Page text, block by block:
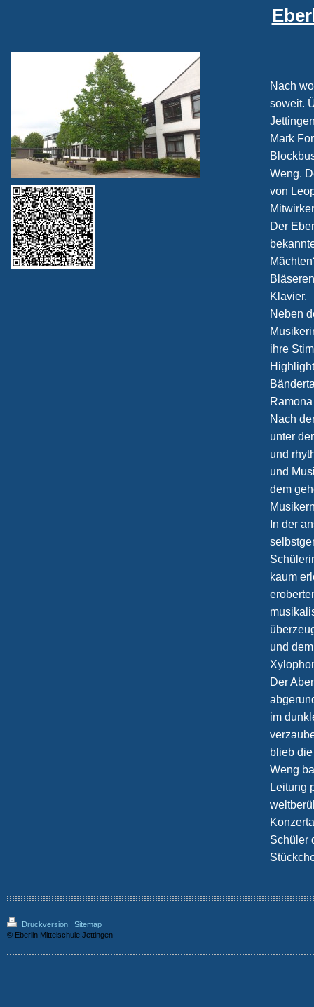
Nach
soweit.
Mark
Weng.
von
Der
Klavier.
Neben
ihre
Nach
unter
und
und
dem
In der
kaum
und
Der
im
blieb
Weng
Leitung
Schüler
Druckversion | Sitemap
© Eberlin Mittelschule Jettingen